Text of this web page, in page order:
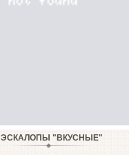
ЭСКАЛОПЫ "ВКУСНЫЕ"